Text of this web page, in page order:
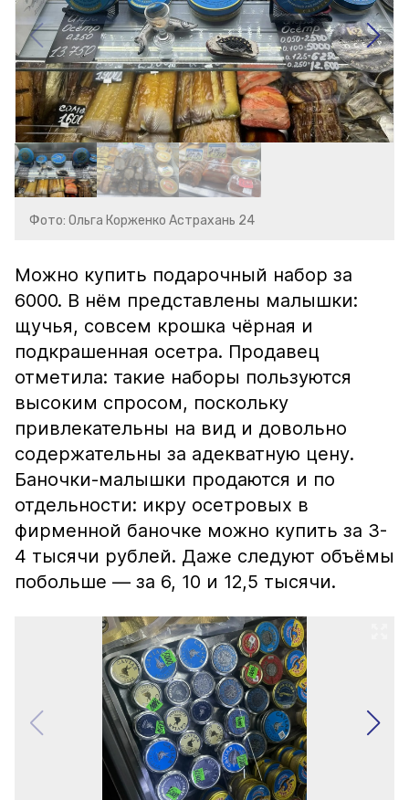
Фото: Ольга Корженко Астрахань 24
Можно купить подарочный набор за
6000. В нём представлены малышки:
щучья, совсем крошка чёрная и
подкрашенная осетра. Продавец
отметила: такие наборы пользуются
высоким спросом, поскольку
привлекательны на вид и довольно
содержательны за адекватную цену.
Баночки-малышки продаются и по
отдельности: икру осетровых в
фирменной баночке можно купить за 3-
4 тысячи рублей. Даже следуют объёмы
побольше — за 6, 10 и 12,5 тысячи.